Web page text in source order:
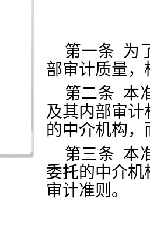
第一条 为
部审计质量
第二条 本
及其内部审
的中介机构
第三条 本
委托的中介
审计准则。